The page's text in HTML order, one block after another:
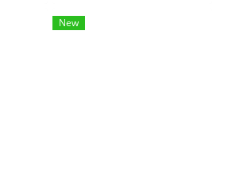
New